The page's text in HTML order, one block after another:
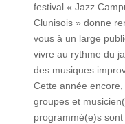
festival « Jazz
Clunisois » donne
vous à un large
vivre au rythme du
des musiques
Cette année encore,
groupes et
programmé(e)s sont